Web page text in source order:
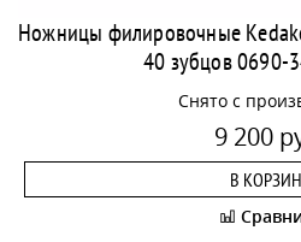
Ножницы филировочные
40 зубцов 0690-
Снято с
9 200
В